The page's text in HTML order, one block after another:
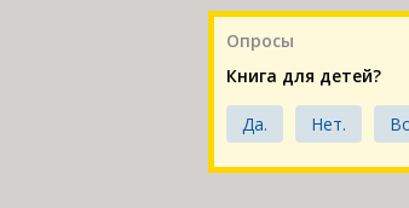
Опросы
Книга для детей?
Да. Нет.